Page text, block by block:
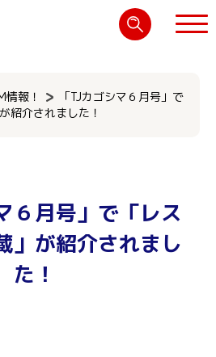
情報！
「TJカゴシマ６月号」で
紹介されました！
６月号」で「レス
」が紹介されまし
た！